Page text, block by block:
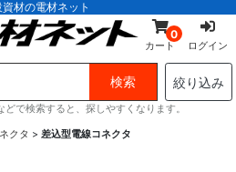
材の電材ネット
0
カート ログイン
絞り込み
で検索すると、探しやすくなります。
クタ > 差込型電線コネクタ